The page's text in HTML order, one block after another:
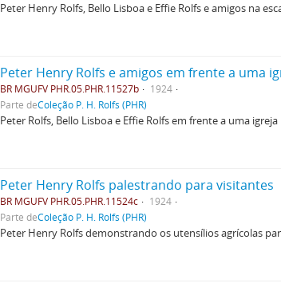
Peter Henry Rolfs, Bello Lisboa e Effie Rolfs e amigos na
Peter Henry Rolfs e amigos em frente a uma
BR MGUFV PHR.05.PHR.11527b
1924
Parte deColeção P. H. Rolfs (PHR)
Peter Rolfs, Bello Lisboa e Effie Rolfs em frente a uma
Peter Henry Rolfs palestrando para visitantes
BR MGUFV PHR.05.PHR.11524c
1924
Parte deColeção P. H. Rolfs (PHR)
Peter Henry Rolfs demonstrando os utensílios agrícolas